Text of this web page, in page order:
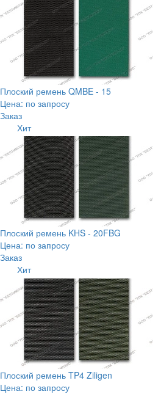
Плоский ремень QMBE - 15
Цена: по запросу
Заказ
Хит
Плоский ремень KHS - 20FBG
Цена: по запросу
Заказ
Хит
Плоский ремень TP4 Ziligen
Цена: по запросу